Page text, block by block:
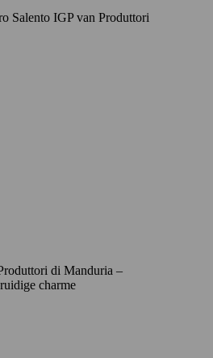
di Manduria –
charme